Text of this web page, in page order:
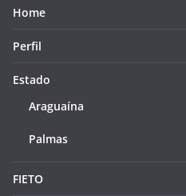
Home
Perfil
Estado
Araguaína
Palmas
FIETO